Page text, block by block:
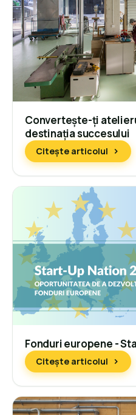
Convertește-ți
destinația succesului
Citește articolul
Fonduri europene -
Citește articolul